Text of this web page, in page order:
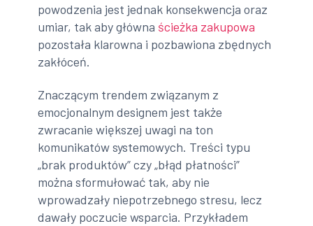
powodzenia jest jednak konsekwencja oraz
umiar, tak aby główna ścieżka zakupowa
pozostała klarowna i pozbawiona zbędnych
zakłóceń.
Znaczącym trendem związanym z
emocjonalnym designem jest także
zwracanie większej uwagi na ton
komunikatów systemowych. Treści typu
„brak produktów” czy „błąd płatności”
można sformułować tak, aby nie
wprowadzały niepotrzebnego stresu, lecz
dawały poczucie wsparcia. Przykładem